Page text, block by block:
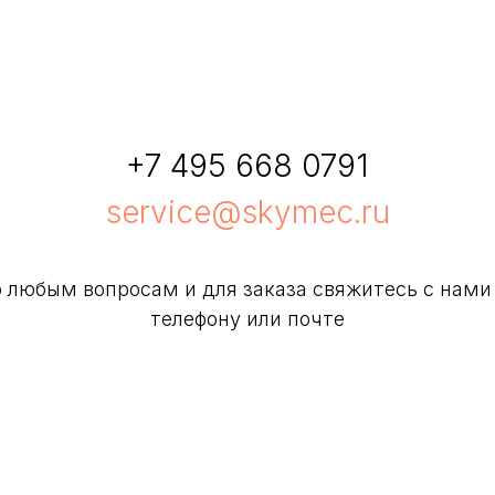
+7 495 668 0791
service@skymec.ru
любым вопросам и для заказа свяжитесь с нами
телефону или почте